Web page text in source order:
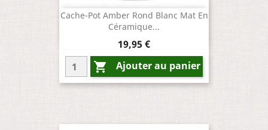
Cache-Pot Amber Rond Blanc Mat En
Céramique...
Prix
19,95 €
 Ajouter au panier